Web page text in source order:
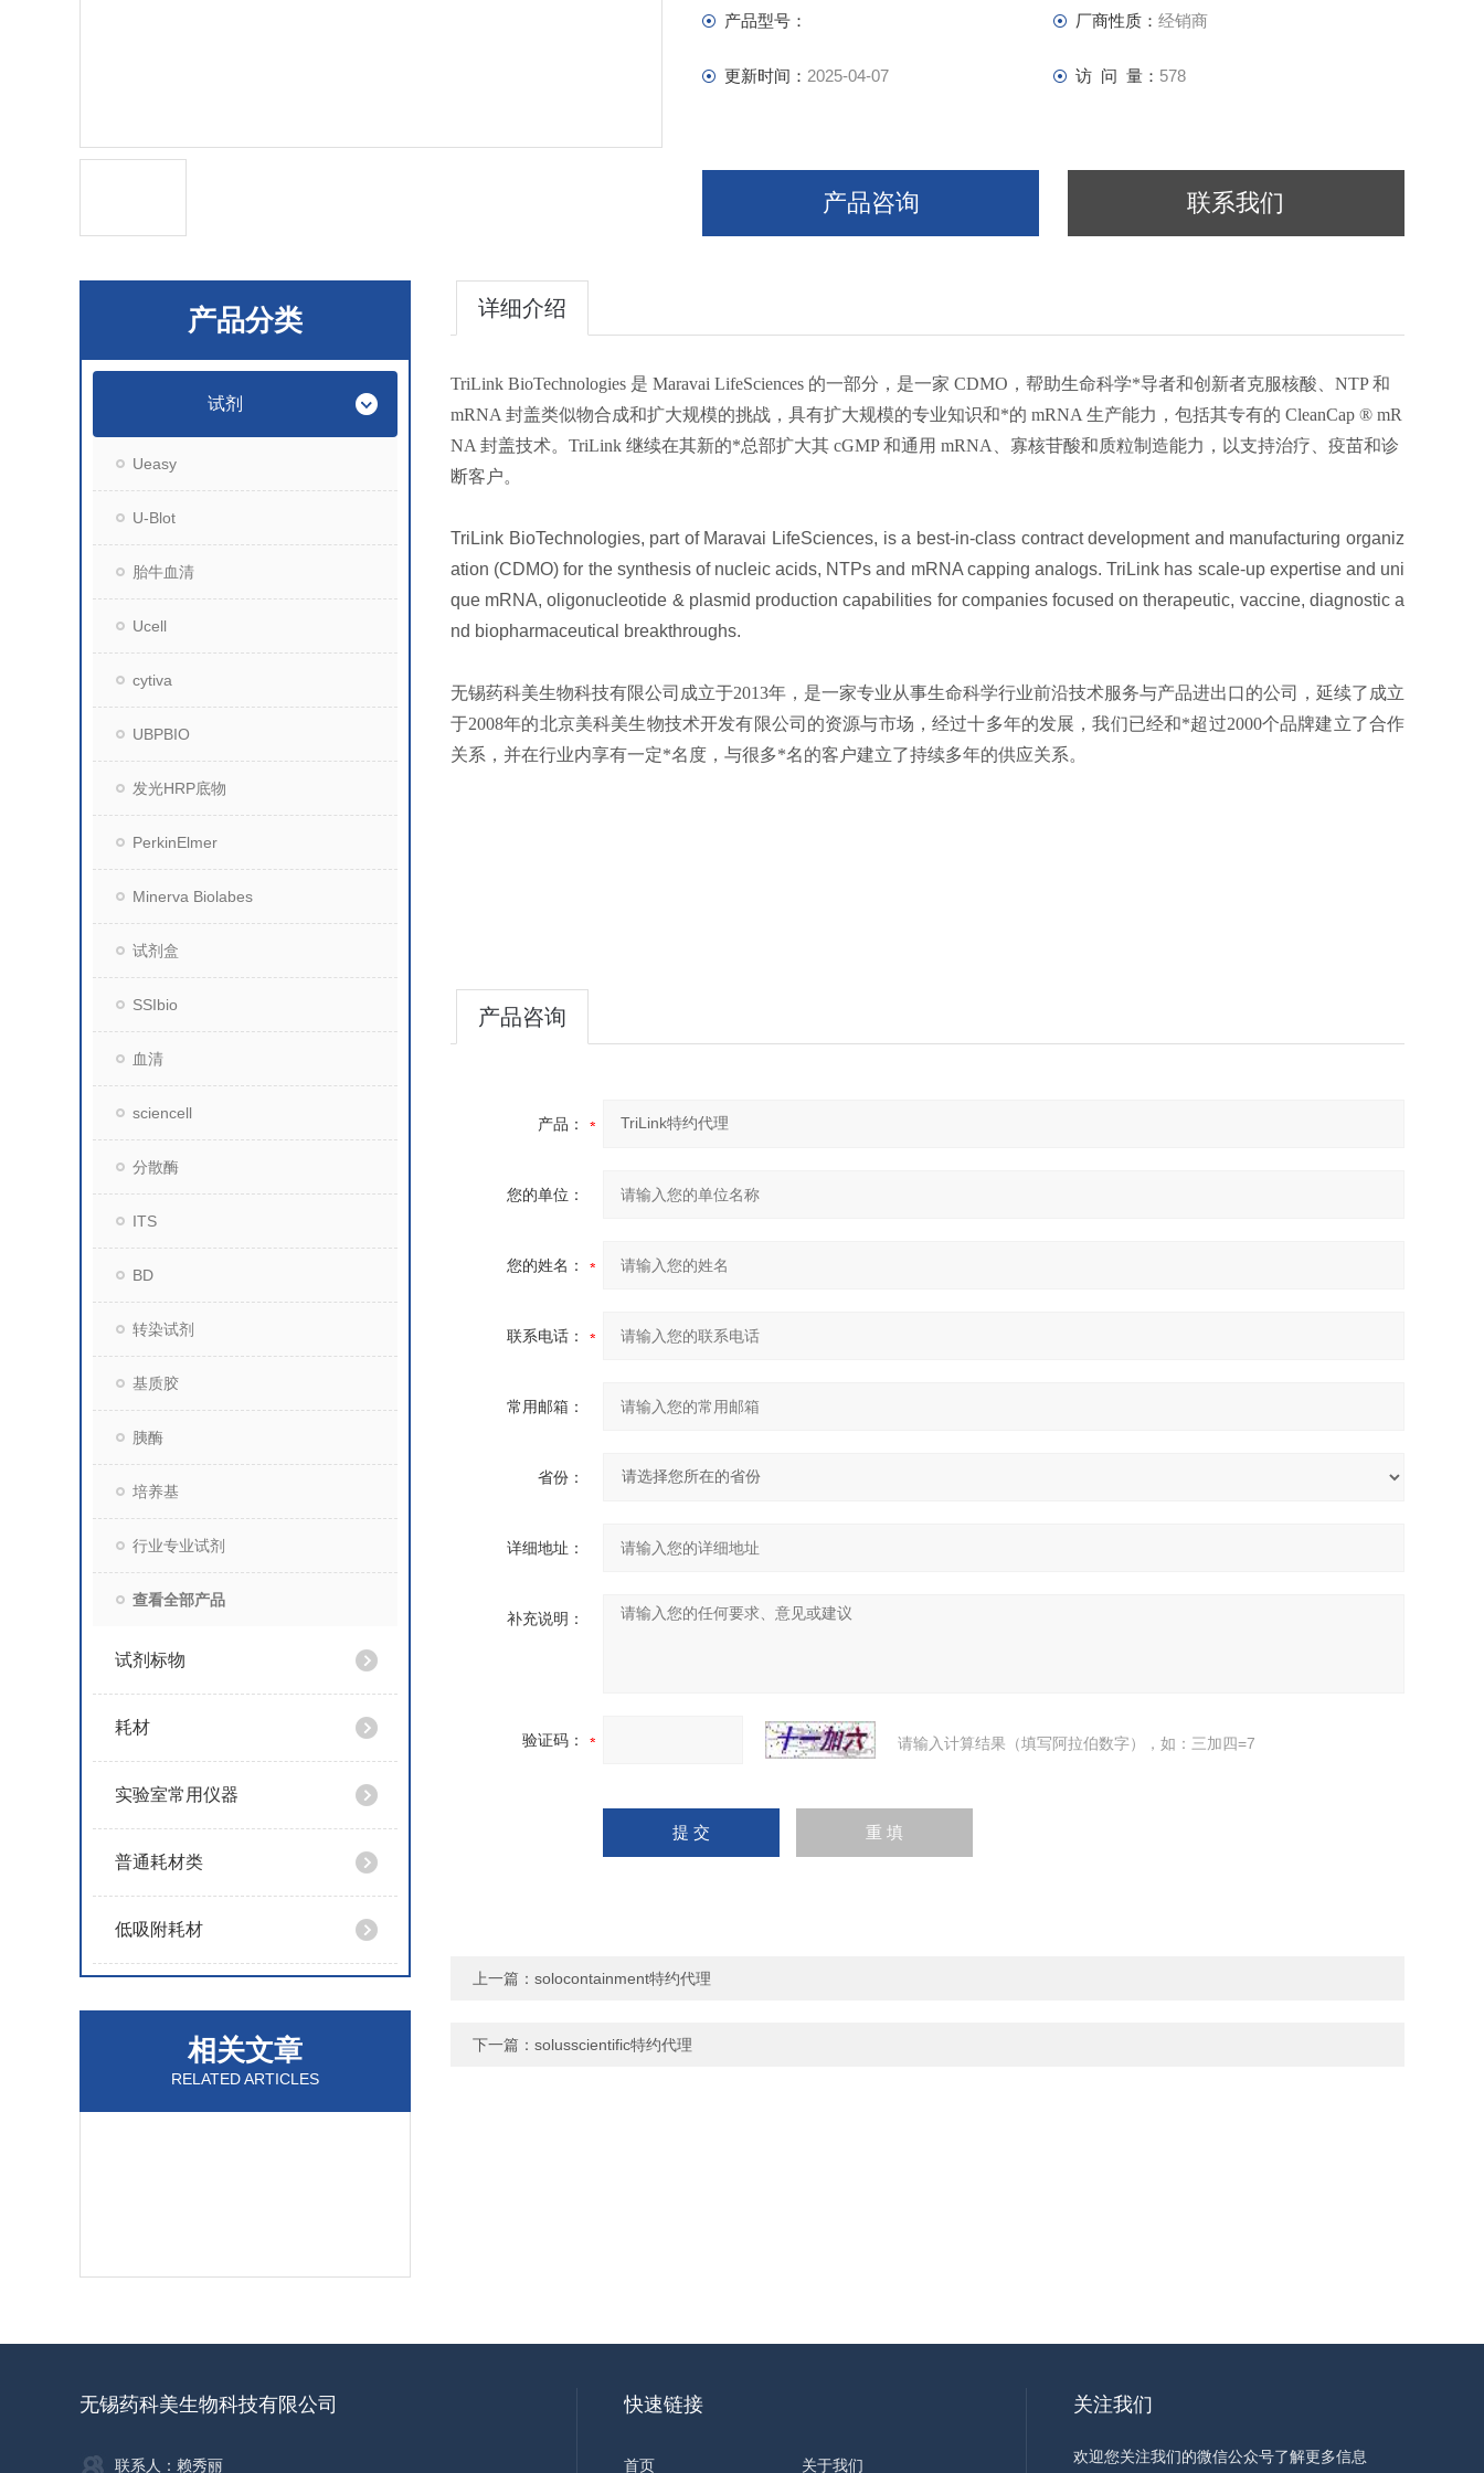
Sequencing Reagents
产品型号： 厂商性质： 经销商
更新时间： 2025-04-07 访 问 量： 578
产品咨询 联系我们
产品分类
试剂
Ueasy
U-Blot
胎牛血清
Ucell
cytiva
UBPBIO
发光HRP底物
PerkinElmer
Minerva Biolabes
试剂盒
SSIbio
血清
sciencell
分散酶
ITS
BD
转染试剂
基质胶
胰酶
培养基
行业专业试剂
查看全部产品
试剂标物
耗材
实验室常用仪器
普通耗材类
低吸附耗材
相关文章
RELATED ARTICLES
详细介绍
TriLink BioTechnologies 是 Maravai LifeSciences 的一部分，是一家 CDMO，帮助生命科学*导者和创新者克服核酸、NTP 和
mRNA 封盖类似物合成和扩大规模的挑战，具有扩大规模的专业知识和*的 mRNA 生产能力，包括其专有的 CleanCap ® mR
NA 封盖技术。TriLink 继续在其新的*总部扩大其 cGMP 和通用 mRNA、寡核苷酸和质粒制造能力，以支持治疗、疫苗和诊
断客户。
TriLink BioTechnologies, part of Maravai LifeSciences, is a best-in-class contract development and manufacturing organiz
ation (CDMO) for the synthesis of nucleic acids, NTPs and mRNA capping analogs. TriLink has scale-up expertise and uni
que mRNA, oligonucleotide & plasmid production capabilities for companies focused on therapeutic, vaccine, diagnostic a
nd biopharmaceutical breakthroughs.
无锡药科美生物科技有限公司成立于2013年，是一家专业从事生命科学行业前沿技术服务与产品进出口的公司，延续了成立
于2008年的北京美科美生物技术开发有限公司的资源与市场，经过十多年的发展，我们已经和*超过2000个品牌建立了合作
关系，并在行业内享有一定*名度，与很多*名的客户建立了持续多年的供应关系。
产品咨询
产品：
您的单位：
您的姓名：
联系电话：
常用邮箱：
省份：
详细地址：
补充说明：
验证码： 请输入计算结果（填写阿拉伯数字），如：三加四=7
上一篇： solocontainment特约代理
下一篇： solusscientific特约代理
无锡药科美生物科技有限公司
联系人：赖秀丽
快速链接
首页 关于我们
关注我们
欢迎您关注我们的微信公众号了解更多信息